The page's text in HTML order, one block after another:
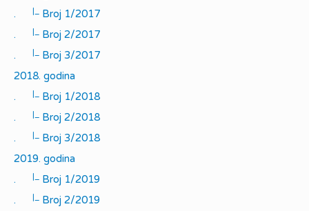
.
|_
Broj 1/2017
.
|_
Broj 2/2017
.
|_
Broj 3/2017
2018. godina
.
|_
Broj 1/2018
.
|_
Broj 2/2018
.
|_
Broj 3/2018
2019. godina
.
|_
Broj 1/2019
.
|_
Broj 2/2019